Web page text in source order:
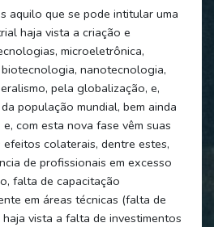
aquilo que se pode intitular uma
haja vista a criação e
microeletrônica,
biotecnologia, nanotecnologia,
pela globalização, e,
população mundial, bem ainda
com esta nova fase vêm suas
efeitos colaterais, dentre estes,
de profissionais em excesso
falta de capacitação
em áreas técnicas (falta de
vista a falta de investimentos